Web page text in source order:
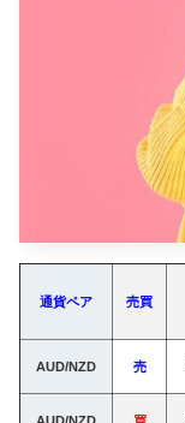
通貨ペア 売買
AUD/NZD 売